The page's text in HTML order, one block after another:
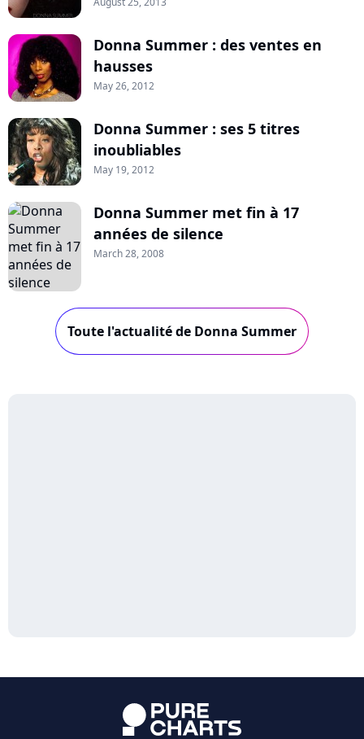
Donna Summer : des ventes en
hausses
May 26, 2012
Donna Summer : ses 5 titres
inoubliables
May 19, 2012
Donna Summer met fin à 17
années de silence
March 28, 2008
Toute l'actualité de Donna Summer